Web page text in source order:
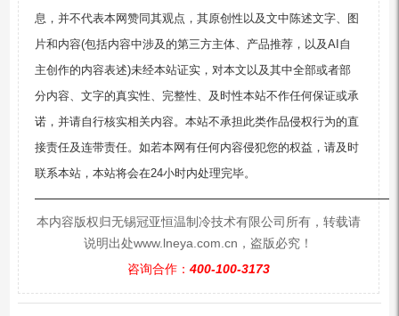
息，并不代表本网赞同其观点，其原创性以及文中陈述文字、图
片和内容(包括内容中涉及的第三方主体、产品推荐，以及AI自
主创作的内容表述)未经本站证实，对本文以及其中全部或者部
分内容、文字的真实性、完整性、及时性本站不作任何保证或承
诺，并请自行核实相关内容。本站不承担此类作品侵权行为的直
接责任及连带责任。如若本网有任何内容侵犯您的权益，请及时
联系本站，本站将会在24小时内处理完毕。
本内容版权归无锡冠亚恒温制冷技术有限公司所有，转载请
说明出处www.lneya.com.cn，盗版必究！
咨询合作： 400-100-3173